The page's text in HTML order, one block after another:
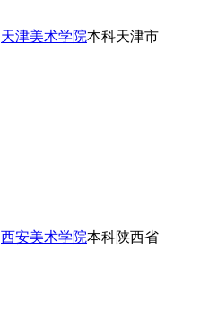
天津美术学院本科天津市
西安美术学院本科陕西省